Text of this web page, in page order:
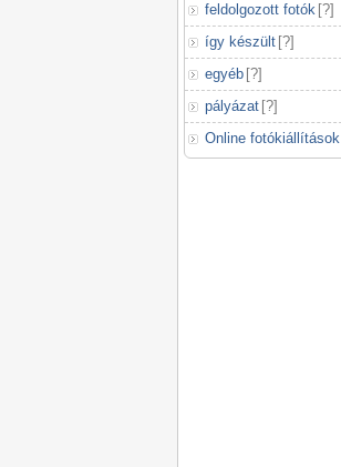
feldolgozott fotók [?]
így készült [?]
egyéb [?]
pályázat [?]
Online fotókiállítások